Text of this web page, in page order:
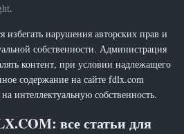
.
избегать нарушения авторских прав и
собственности. Администрация
контент, при условии надлежащего
содержание на сайте fdlx.com
интеллектуальную собственность.
все статьи для